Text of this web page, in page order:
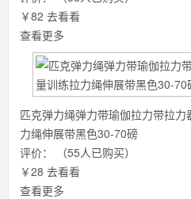
￥82 去看看
查看更多
匹克弹力绳弹力带瑜伽拉力带拉
力绳伸展带黑色30-70磅
评价：
（55人已购买）
￥28 去看看
查看更多